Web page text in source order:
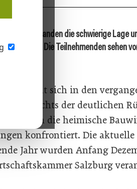
Salzburg standen die schwierige Lage
Die Teilnehmenden sehen
hat sich in den
Angesichts der deutlichen
sieht sich die heimische
konfrontiert. Die aktuelle
Jahr wurden Anfang
Salzburg